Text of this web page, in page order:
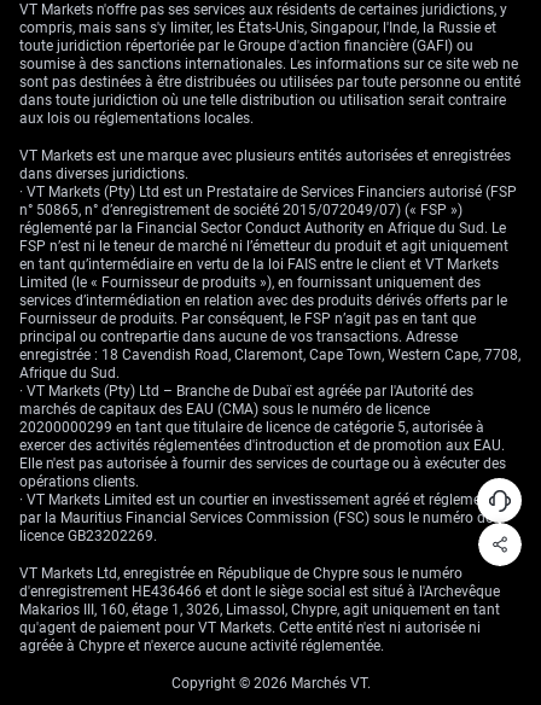
VT Markets n'offre pas ses services aux résidents de certaines juridictions, y
compris, mais sans s'y limiter, les États-Unis, Singapour, l'Inde, la Russie et
toute juridiction répertoriée par le Groupe d'action financière (GAFI) ou
soumise à des sanctions internationales. Les informations sur ce site web ne
sont pas destinées à être distribuées ou utilisées par toute personne ou entité
dans toute juridiction où une telle distribution ou utilisation serait contraire
aux lois ou réglementations locales.
VT Markets est une marque avec plusieurs entités autorisées et enregistrées
dans diverses juridictions.
· VT Markets (Pty) Ltd est un Prestataire de Services Financiers autorisé (FSP
n° 50865, n° d’enregistrement de société 2015/072049/07) (« FSP »)
réglementé par la Financial Sector Conduct Authority en Afrique du Sud. Le
FSP n’est ni le teneur de marché ni l’émetteur du produit et agit uniquement
en tant qu’intermédiaire en vertu de la loi FAIS entre le client et VT Markets
Limited (le « Fournisseur de produits »), en fournissant uniquement des
services d’intermédiation en relation avec des produits dérivés offerts par le
Fournisseur de produits. Par conséquent, le FSP n’agit pas en tant que
principal ou contrepartie dans aucune de vos transactions. Adresse
enregistrée : 18 Cavendish Road, Claremont, Cape Town, Western Cape, 7708,
Afrique du Sud.
· VT Markets (Pty) Ltd – Branche de Dubaï est agréée par l'Autorité des
marchés de capitaux des EAU (CMA) sous le numéro de licence
20200000299 en tant que titulaire de licence de catégorie 5, autorisée à
exercer des activités réglementées d'introduction et de promotion aux EAU.
Elle n'est pas autorisée à fournir des services de courtage ou à exécuter des
opérations clients.
· VT Markets Limited est un courtier en investissement agréé et réglementé
par la Mauritius Financial Services Commission (FSC) sous le numéro de
licence GB23202269.
VT Markets Ltd, enregistrée en République de Chypre sous le numéro
d'enregistrement HE436466 et dont le siège social est situé à l'Archevêque
Makarios III, 160, étage 1, 3026, Limassol, Chypre, agit uniquement en tant
qu'agent de paiement pour VT Markets. Cette entité n'est ni autorisée ni
agréée à Chypre et n'exerce aucune activité réglementée.
Copyright © 2026 Marchés VT.